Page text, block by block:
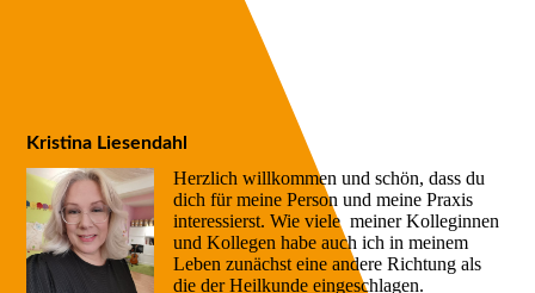
Kristina Liesendahl
Herzlich willkommen und schön, dass du
dich für meine Person und meine Praxis
interessierst. Wie viele meiner Kolleginnen
und Kollegen habe auch ich in meinem
Leben zunächst eine andere Richtung als
die der Heilkunde eingeschlagen.